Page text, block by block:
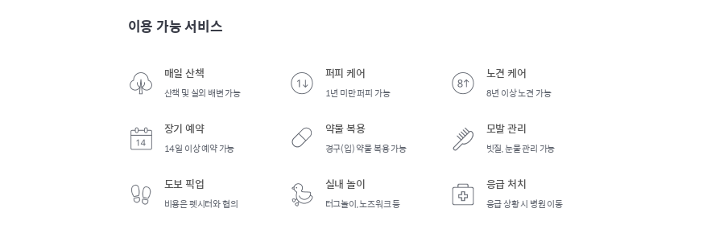
이용 가능 서비스
매일 산책
산책 및 실외 배변 가능
퍼피 케어
1년 미만 퍼피 가능
노견 케어
8년 이상 노견 가능
장기 예약
14일 이상 예약 가능
약물 복용
경구(입) 약물 복용 가능
모발 관리
빗질, 눈물 관리 가능
도보 픽업
비용은 펫시터와 협의
실내 놀이
터그놀이, 노즈워크 등
응급 처치
응급 상황 시 병원 이동